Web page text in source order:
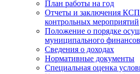
План работы на год
Отчеты и заключения
контрольных мероприятий
Положение о порядке
муниципального
Сведения о доходах
Нормативные документы
Специальная оценка